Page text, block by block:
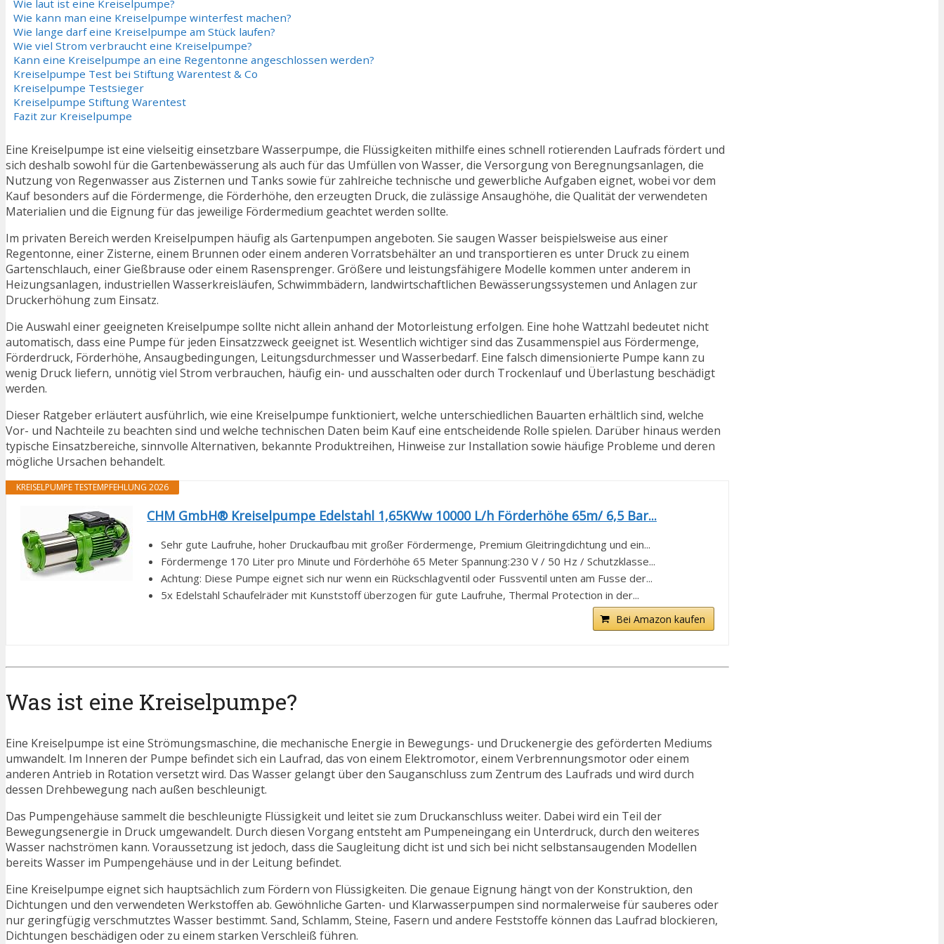
Wie laut ist eine Kreiselpumpe?
Wie kann man eine Kreiselpumpe winterfest machen?
Wie lange darf eine Kreiselpumpe am Stück laufen?
Wie viel Strom verbraucht eine Kreiselpumpe?
Kann eine Kreiselpumpe an eine Regentonne angeschlossen werden?
Kreiselpumpe Test bei Stiftung Warentest & Co
Kreiselpumpe Testsieger
Kreiselpumpe Stiftung Warentest
Fazit zur Kreiselpumpe
Eine Kreiselpumpe ist eine vielseitig einsetzbare Wasserpumpe, die Flüssigkeiten mithilfe eines schnell rotierenden Laufrads fördert und
sich deshalb sowohl für die Gartenbewässerung als auch für das Umfüllen von Wasser, die Versorgung von Beregnungsanlagen, die
Nutzung von Regenwasser aus Zisternen und Tanks sowie für zahlreiche technische und gewerbliche Aufgaben eignet, wobei vor dem
Kauf besonders auf die Fördermenge, die Förderhöhe, den erzeugten Druck, die zulässige Ansaughöhe, die Qualität der verwendeten
Materialien und die Eignung für das jeweilige Fördermedium geachtet werden sollte.
Im privaten Bereich werden Kreiselpumpen häufig als Gartenpumpen angeboten. Sie saugen Wasser beispielsweise aus einer
Regentonne, einer Zisterne, einem Brunnen oder einem anderen Vorratsbehälter an und transportieren es unter Druck zu einem
Gartenschlauch, einer Gießbrause oder einem Rasensprenger. Größere und leistungsfähigere Modelle kommen unter anderem in
Heizungsanlagen, industriellen Wasserkreisläufen, Schwimmbädern, landwirtschaftlichen Bewässerungssystemen und Anlagen zur
Druckerhöhung zum Einsatz.
Die Auswahl einer geeigneten Kreiselpumpe sollte nicht allein anhand der Motorleistung erfolgen. Eine hohe Wattzahl bedeutet nicht
automatisch, dass eine Pumpe für jeden Einsatzzweck geeignet ist. Wesentlich wichtiger sind das Zusammenspiel aus Fördermenge,
Förderdruck, Förderhöhe, Ansaugbedingungen, Leitungsdurchmesser und Wasserbedarf. Eine falsch dimensionierte Pumpe kann zu
wenig Druck liefern, unnötig viel Strom verbrauchen, häufig ein- und ausschalten oder durch Trockenlauf und Überlastung beschädigt
werden.
Dieser Ratgeber erläutert ausführlich, wie eine Kreiselpumpe funktioniert, welche unterschiedlichen Bauarten erhältlich sind, welche
Vor- und Nachteile zu beachten sind und welche technischen Daten beim Kauf eine entscheidende Rolle spielen. Darüber hinaus werden
typische Einsatzbereiche, sinnvolle Alternativen, bekannte Produktreihen, Hinweise zur Installation sowie häufige Probleme und deren
mögliche Ursachen behandelt.
KREISELPUMPE TESTEMPFEHLUNG 2026
CHM GmbH® Kreiselpumpe Edelstahl 1,65KWw 10000 L/h Förderhöhe 65m/ 6,5 Bar...
Sehr gute Laufruhe, hoher Druckaufbau mit großer Fördermenge, Premium Gleitringdichtung und ein...
Fördermenge 170 Liter pro Minute und Förderhöhe 65 Meter Spannung:230 V / 50 Hz / Schutzklasse...
Achtung: Diese Pumpe eignet sich nur wenn ein Rückschlagventil oder Fussventil unten am Fusse der...
5x Edelstahl Schaufelräder mit Kunststoff überzogen für gute Laufruhe, Thermal Protection in der...
Bei Amazon kaufen
Was ist eine Kreiselpumpe?
Eine Kreiselpumpe ist eine Strömungsmaschine, die mechanische Energie in Bewegungs- und Druckenergie des geförderten Mediums
umwandelt. Im Inneren der Pumpe befindet sich ein Laufrad, das von einem Elektromotor, einem Verbrennungsmotor oder einem
anderen Antrieb in Rotation versetzt wird. Das Wasser gelangt über den Sauganschluss zum Zentrum des Laufrads und wird durch
dessen Drehbewegung nach außen beschleunigt.
Das Pumpengehäuse sammelt die beschleunigte Flüssigkeit und leitet sie zum Druckanschluss weiter. Dabei wird ein Teil der
Bewegungsenergie in Druck umgewandelt. Durch diesen Vorgang entsteht am Pumpeneingang ein Unterdruck, durch den weiteres
Wasser nachströmen kann. Voraussetzung ist jedoch, dass die Saugleitung dicht ist und sich bei nicht selbstansaugenden Modellen
bereits Wasser im Pumpengehäuse und in der Leitung befindet.
Eine Kreiselpumpe eignet sich hauptsächlich zum Fördern von Flüssigkeiten. Die genaue Eignung hängt von der Konstruktion, den
Dichtungen und den verwendeten Werkstoffen ab. Gewöhnliche Garten- und Klarwasserpumpen sind normalerweise für sauberes oder
nur geringfügig verschmutztes Wasser bestimmt. Sand, Schlamm, Steine, Fasern und andere Feststoffe können das Laufrad blockieren,
Dichtungen beschädigen oder zu einem starken Verschleiß führen.